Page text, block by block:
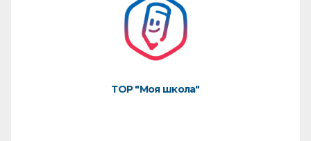
ТОР "Моя школа"